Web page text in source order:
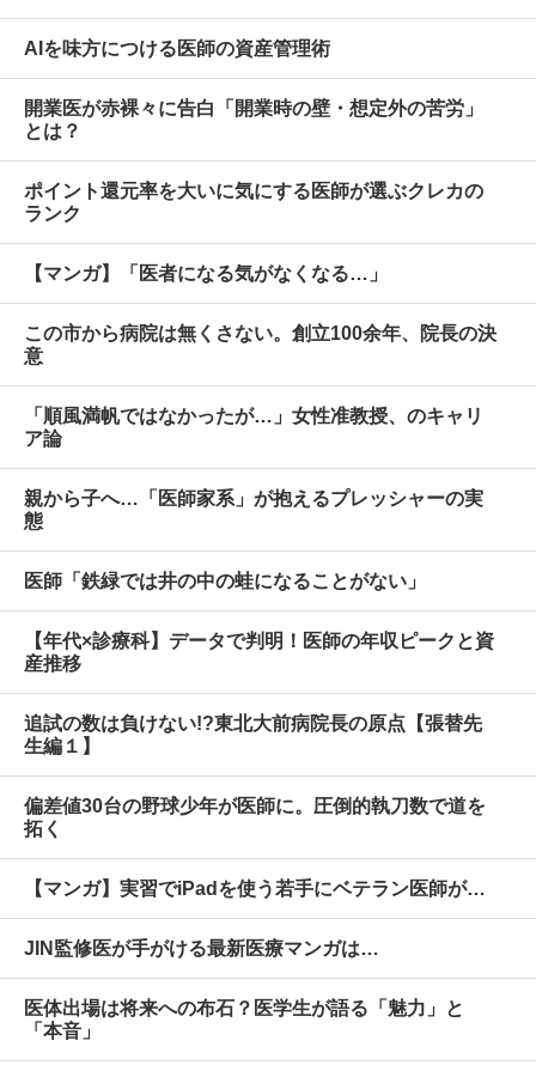
AIを味方につける医師の資産管理術
開業医が赤裸々に告白「開業時の壁・想定外の苦労」
とは？
ポイント還元率を大いに気にする医師が選ぶクレカの
ランク
【マンガ】「医者になる気がなくなる…」
この市から病院は無くさない。創立100余年、院長の決
意
「順風満帆ではなかったが…」女性准教授、のキャリ
ア論
親から子へ…「医師家系」が抱えるプレッシャーの実
態
医師「鉄緑では井の中の蛙になることがない」
【年代×診療科】データで判明！医師の年収ピークと資
産推移
追試の数は負けない!?東北大前病院長の原点【張替先
生編１】
偏差値30台の野球少年が医師に。圧倒的執刀数で道を
拓く
【マンガ】実習でiPadを使う若手にベテラン医師が…
JIN監修医が手がける最新医療マンガは…
医体出場は将来への布石？医学生が語る「魅力」と
「本音」